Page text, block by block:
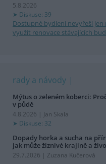
5.8.2026
Diskuse: 39
Dostupné bydlení nevyřeší
využít renovace stávajících
rady a návody
Mýtus o zeleném koberci:
v půdě
4.8.2026 | Jan Skala
Diskuse: 32
Dopady horka a sucha na
jak může žíznivé krajině a
29.7.2026 | Zuzana Kučerová